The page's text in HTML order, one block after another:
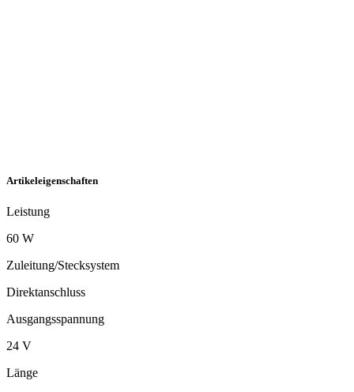
Artikeleigenschaften
Leistung
60 W
Zuleitung/Stecksystem
Direktanschluss
Ausgangsspannung
24 V
Länge